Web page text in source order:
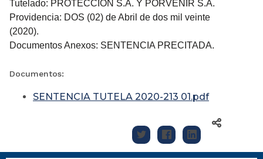
Tutelado: PROTECCION S.A. Y PORVENIR S.A.
Providencia: DOS (02) de Abril de dos mil veinte
(2020).
Documentos Anexos: SENTENCIA PRECITADA.
Documentos:
SENTENCIA TUTELA 2020-213 01.pdf